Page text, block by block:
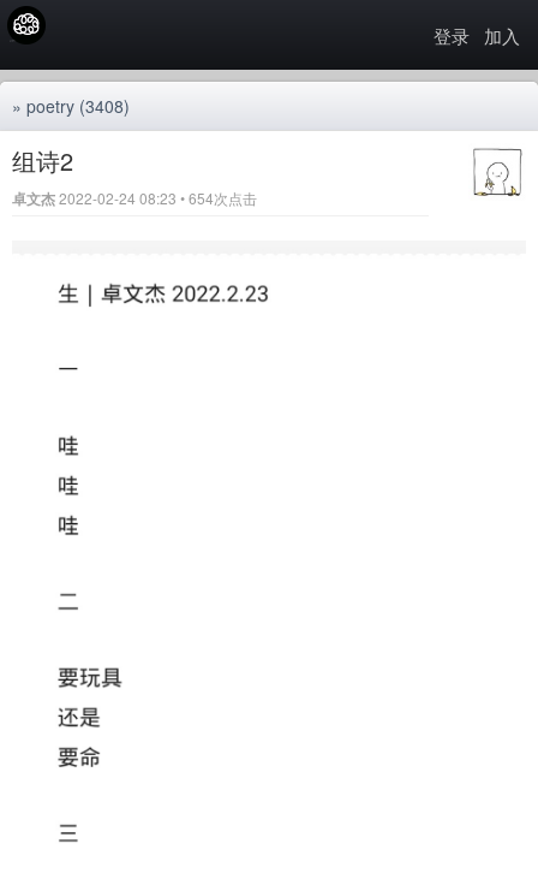
登录 加入
» poetry (3408)
组诗2
卓文杰2022-02-24 08:23 • 654次点击